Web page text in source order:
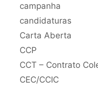
campanha
candidaturas
Carta Aberta
CCP
CCT – Contrato
CEC/CCIC